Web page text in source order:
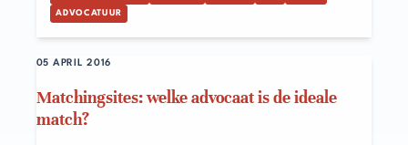
ADVOCATUUR
Matchingsites: welke advocaat is de ideale
match?
05 APRIL 2016